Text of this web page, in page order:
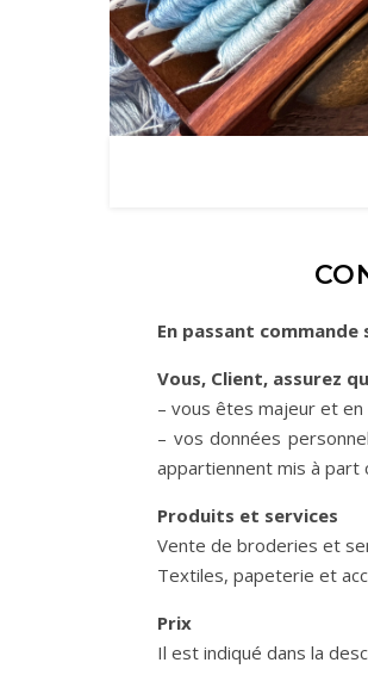
En passant commande
Vous, Client, assurez
– vous êtes majeur et
– vos données
appartiennent mis à
Produits et services
Vente de broderies et
Textiles, papeterie et
Prix
Il est indiqué dans la